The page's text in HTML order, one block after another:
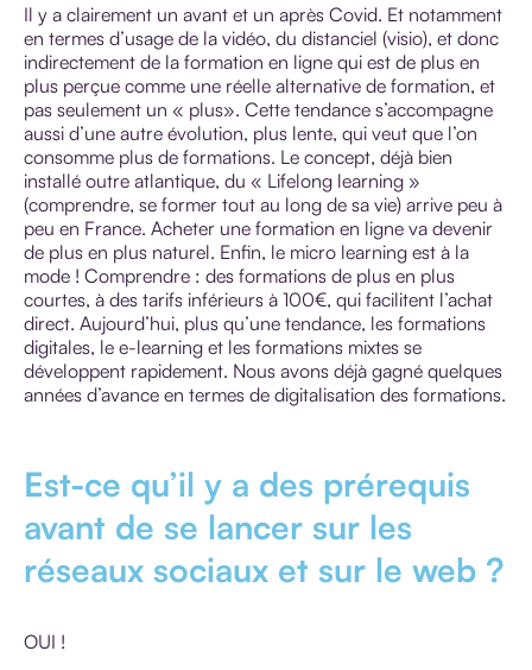
Il y a clairement un avant et un après Covid. Et notamment
en termes d’usage de la vidéo, du distanciel (visio), et donc
indirectement de la formation en ligne qui est de plus en
plus perçue comme une réelle alternative de formation, et
pas seulement un « plus». Cette tendance s’accompagne
aussi d’une autre évolution, plus lente, qui veut que l’on
consomme plus de formations. Le concept, déjà bien
installé outre atlantique, du « Lifelong learning »
(comprendre, se former tout au long de sa vie) arrive peu à
peu en France. Acheter une formation en ligne va devenir
de plus en plus naturel. Enfin, le micro learning est à la
mode ! Comprendre : des formations de plus en plus
courtes, à des tarifs inférieurs à 100€, qui facilitent l’achat
direct. Aujourd’hui, plus qu’une tendance, les formations
digitales, le e-learning et les formations mixtes se
développent rapidement. Nous avons déjà gagné quelques
années d’avance en termes de digitalisation des formations.
Est-ce qu’il y a des prérequis
avant de se lancer sur les
réseaux sociaux et sur le web ?
OUI !